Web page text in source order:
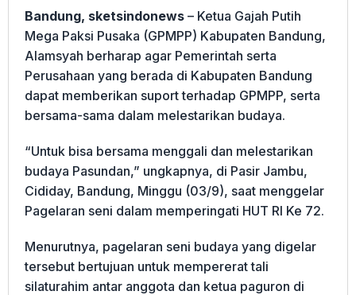
Bandung, sketsindonews – Ketua Gajah Putih
Mega Paksi Pusaka (GPMPP) Kabupaten Bandung,
Alamsyah berharap agar Pemerintah serta
Perusahaan yang berada di Kabupaten Bandung
dapat memberikan suport terhadap GPMPP, serta
bersama-sama dalam melestarikan budaya.
“Untuk bisa bersama menggali dan melestarikan
budaya Pasundan,” ungkapnya, di Pasir Jambu,
Cididay, Bandung, Minggu (03/9), saat menggelar
Pagelaran seni dalam memperingati HUT RI Ke 72.
Menurutnya, pagelaran seni budaya yang digelar
tersebut bertujuan untuk mempererat tali
silaturahim antar anggota dan ketua paguron di